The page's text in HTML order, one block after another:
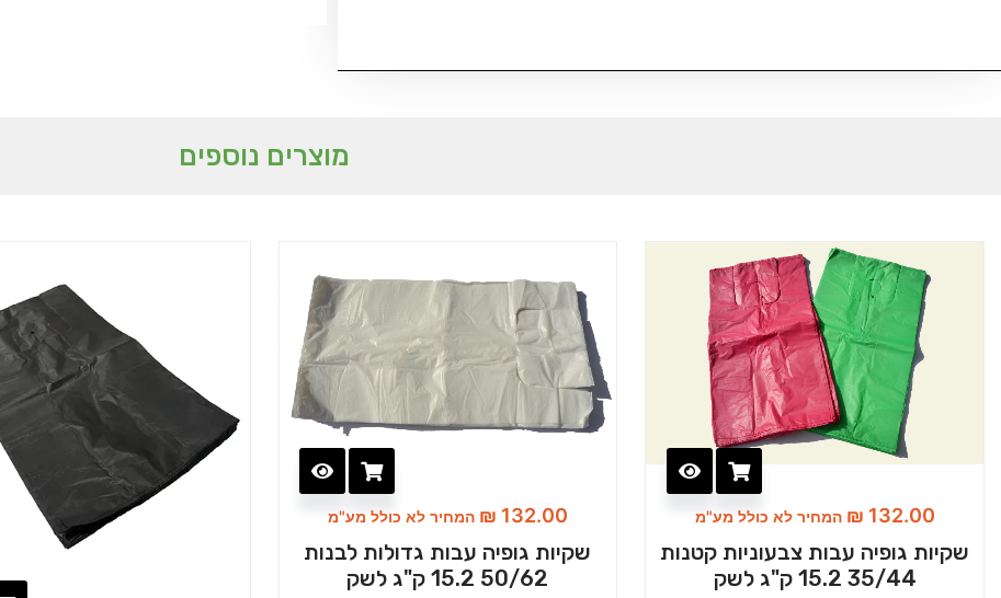
מוצרים נוספים
₪ 132.00 המחיר לא כולל מע"מ
שקיות גופיה עבות צבעוניות קטנות
35/44 15.2 ק"ג לשק
₪ 132.00 המחיר לא כולל מע"מ
שקיות גופיה עבות גדולות לבנות
50/62 15.2 ק"ג לשק